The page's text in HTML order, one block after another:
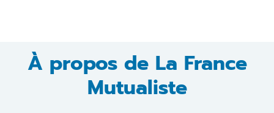
À propos de La France
Mutualiste